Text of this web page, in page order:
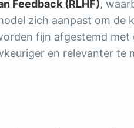
Feedback (RLHF),
zich aanpast om de
fijn afgestemd
en relevanter te